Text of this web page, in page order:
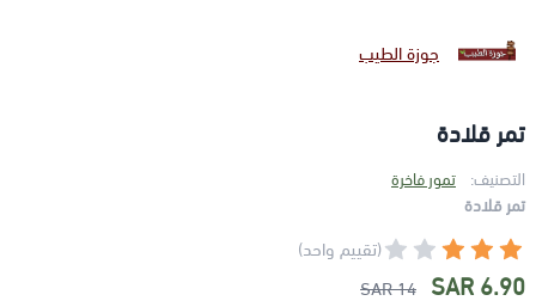
جوزة الطيب
تمر قلادة
التصنيف:
تمور فاخرة
تمر قلادة
(تقييم واحد)
6.90 SAR
14 SAR